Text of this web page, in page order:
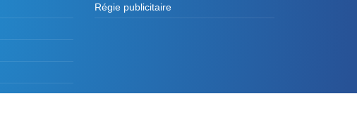
Régie publicitaire